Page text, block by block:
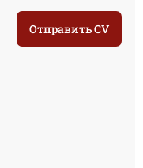
Отправить CV